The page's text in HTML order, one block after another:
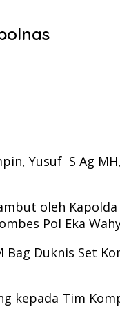
Yusuf S Ag
oleh
Pol Eka
Duknis Set
kepada Tim